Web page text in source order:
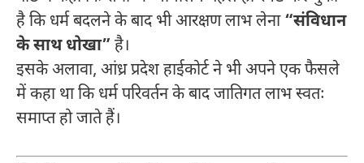
है कि धर्म बदलने के बाद भी आरक्षण लाभ लेना“संविधान
के साथ धोखा” है।
इसके अलावा, आंध्र प्रदेश हाईकोर्ट ने भी अपने एक फैसले
में कहा था कि धर्म परिवर्तन के बाद जातिगत लाभ स्वतः
समाप्त हो जाते हैं।